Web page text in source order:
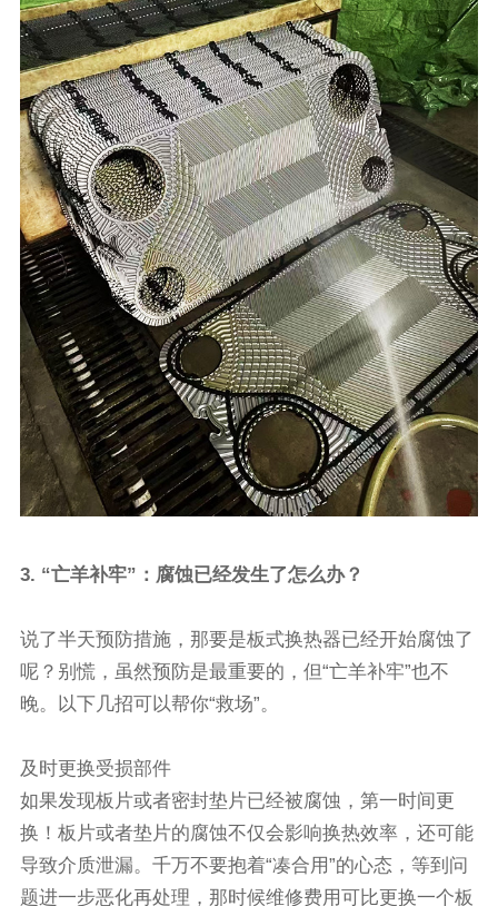
3. “亡羊补牢”：腐蚀已经发生了怎么办？
说了半天预防措施，那要是板式换热器已经开始腐蚀了
呢？别慌，虽然预防是最重要的，但“亡羊补牢”也不
晚。以下几招可以帮你“救场”。
及时更换受损部件
如果发现板片或者密封垫片已经被腐蚀，第一时间更
换！板片或者垫片的腐蚀不仅会影响换热效率，还可能
导致介质泄漏。千万不要抱着“凑合用”的心态，等到问
题进一步恶化再处理，那时候维修费用可比更换一个板